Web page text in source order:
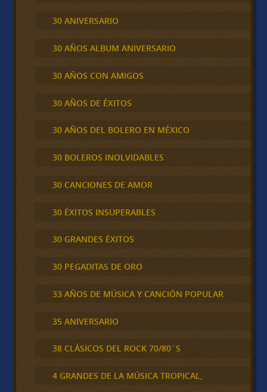
30 ANIVERSARIO
30 AÑOS ALBUM ANIVERSARIO
30 AÑOS CON AMIGOS
30 AÑOS DE ÉXITOS
30 AÑOS DEL BOLERO EN MÉXICO
30 BOLEROS INOLVIDABLES
30 CANCIONES DE AMOR
30 ÉXITOS INSUPERABLES
30 GRANDES ÉXITOS
30 PEGADITAS DE ORO
33 AÑOS DE MÚSICA Y CANCIÓN POPULAR
35 ANIVERSARIO
38 CLÁSICOS DEL ROCK 70/80´S
4 GRANDES DE LA MÚSICA TROPICAL,